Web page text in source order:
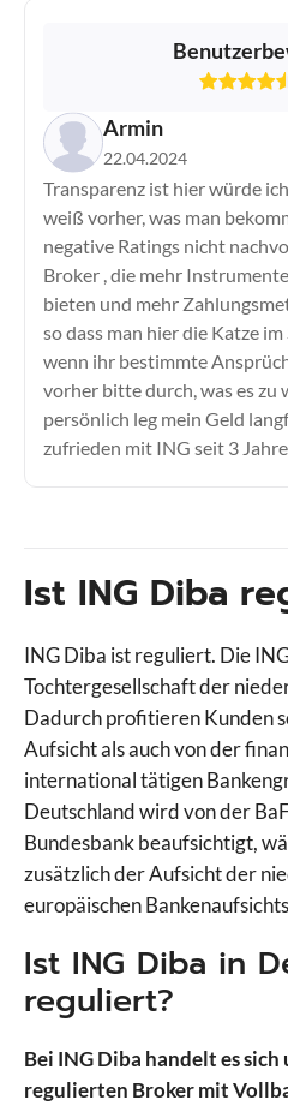
Traders Place
Trading 212
Trive
Vantage Markets
VT Markets
WH Selfinvest
XM
Armin
22.04.2024
Transparenz ist hier würde
weiß vorher, was man
negative Ratings nicht
Broker , die mehr
bieten und mehr
so dass man hier die Katze im
wenn ihr bestimmte
vorher bitte durch, was es zu
persönlich leg mein Geld
zufrieden mit ING seit 3
Ist ING Diba
ING Diba ist reguliert. Die
Tochtergesellschaft der
Dadurch profitieren Kunden
Aufsicht als auch von der
international tätigen
Deutschland wird von der
Bundesbank beaufsichtigt,
zusätzlich der Aufsicht der
europäischen
Ist ING Diba in
reguliert?
Bei ING Diba handelt es
regulierten Broker mit